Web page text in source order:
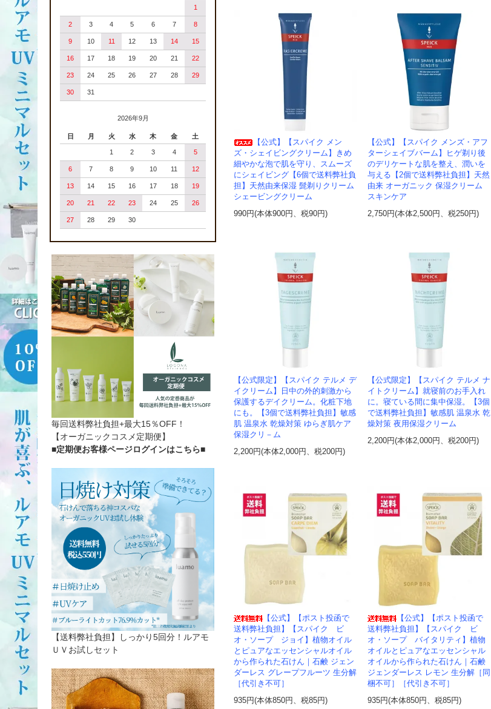
【公式】【スパイク メン
ズ・シェイビングクリーム】きめ
細やかな泡で肌を守り、スムーズ
にシェイビング【6個で送料弊社負
担】天然由来保湿 髭剃りクリーム
シェービングクリーム
990円(本体900円、税90円)
【公式】【スパイク メンズ・アフ
ターシェイブバーム】ヒゲ剃り後
のデリケートな肌を整え、潤いを
与える【2個で送料弊社負担】天然
由来 オーガニック 保湿クリーム
スキンケア
2,750円(本体2,500円、税250円)
【公式限定】【スパイク テルメ デ
イクリーム】日中の外的刺激から
保護するデイクリーム。化粧下地
にも。【3個で送料弊社負担】敏感
肌 温泉水 乾燥対策 ゆらぎ肌ケア
保湿クリ－ム
2,200円(本体2,000円、税200円)
【公式限定】【スパイク テルメ ナ
イトクリーム】就寝前のお手入れ
に。寝ている間に集中保湿。【3個
で送料弊社負担】敏感肌 温泉水 乾
燥対策 夜用保湿クリーム
2,200円(本体2,000円、税200円)
【公式】【ポスト投函で
送料弊社負担】【スパイク ビ
オ・ソープ ジョイ】植物オイル
とピュアなエッセンシャルオイル
から作られた石けん｜石鹸 ジェン
ダーレス グレープフルーツ 生分解
［代引き不可］
935円(本体850円、税85円)
【公式】【ポスト投函で
送料弊社負担】【スパイク ビ
オ・ソープ バイタリティ】植物
オイルとピュアなエッセンシャル
オイルから作られた石けん｜石鹸
ジェンダーレス レモン 生分解［同
梱不可］［代引き不可］
935円(本体850円、税85円)
1
2 3 4 5 6 7 8
9 10 11 12 13 14 15
16 17 18 19 20 21 22
23 24 25 26 27 28 29
30 31
2026年9月
日 月 火 水 木 金 土
1 2 3 4 5
6 7 8 9 10 11 12
13 14 15 16 17 18 19
20 21 22 23 24 25 26
27 28 29 30
毎回送料弊社負担+最大15％OFF！
【オーガニックコスメ定期便】
■定期便お客様ページログインはこちら■
【送料弊社負担】しっかり5回分！ルアモ
ＵＶお試しセット